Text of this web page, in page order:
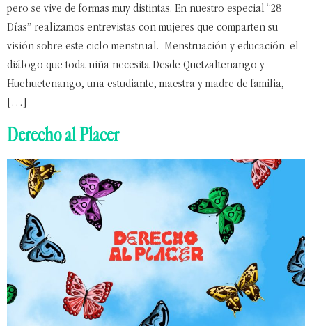
pero se vive de formas muy distintas. En nuestro especial “28
Días” realizamos entrevistas con mujeres que comparten su
visión sobre este ciclo menstrual. Menstruación y educación: el
diálogo que toda niña necesita Desde Quetzaltenango y
Huehuetenango, una estudiante, maestra y madre de familia,
[…]
Derecho al Placer